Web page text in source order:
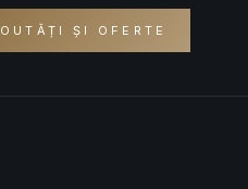
ȘI OFERTE